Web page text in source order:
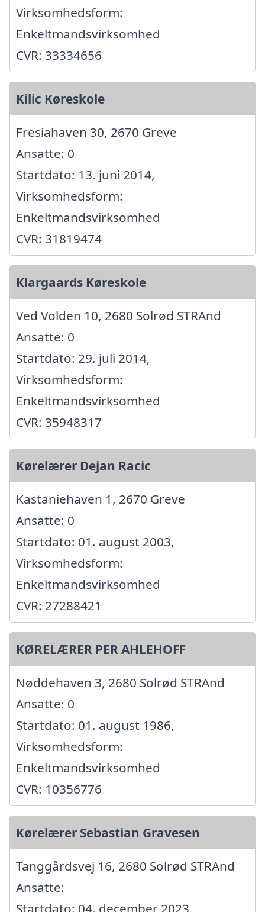
Virksomhedsform:
Enkeltmandsvirksomhed
CVR: 33334656
Kilic Køreskole
Fresiahaven 30, 2670 Greve
Ansatte: 0
Startdato: 13. juni 2014,
Virksomhedsform:
Enkeltmandsvirksomhed
CVR: 31819474
Klargaards Køreskole
Ved Volden 10, 2680 Solrød STRAnd
Ansatte: 0
Startdato: 29. juli 2014,
Virksomhedsform:
Enkeltmandsvirksomhed
CVR: 35948317
Kørelærer Dejan Racic
Kastaniehaven 1, 2670 Greve
Ansatte: 0
Startdato: 01. august 2003,
Virksomhedsform:
Enkeltmandsvirksomhed
CVR: 27288421
KØRELÆRER PER AHLEHOFF
Nøddehaven 3, 2680 Solrød STRAnd
Ansatte: 0
Startdato: 01. august 1986,
Virksomhedsform:
Enkeltmandsvirksomhed
CVR: 10356776
Kørelærer Sebastian Gravesen
Tanggårdsvej 16, 2680 Solrød STRAnd
Ansatte:
Startdato: 04. december 2023,